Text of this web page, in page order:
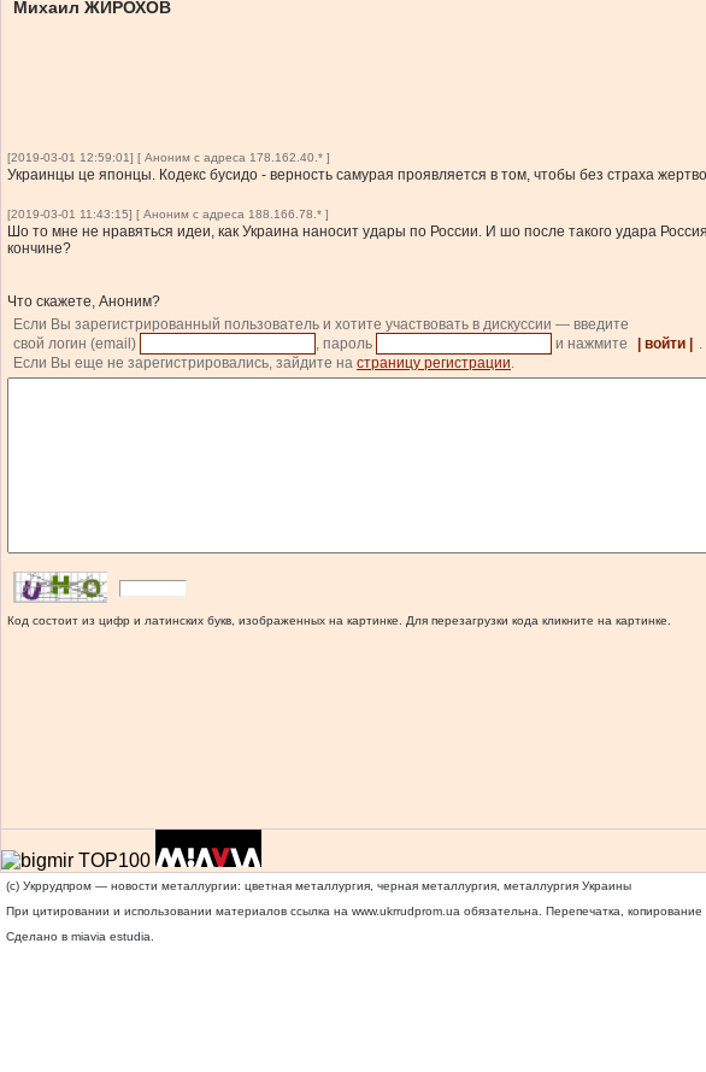
Михаил ЖИРОХОВ
[2019-03-01 12:59:01] [ Аноним с адреса 178.162.40.* ]
Украинцы це японцы. Кодекс бусидо - верность самурая проявляется в том, чтобы без страха
[2019-03-01 11:43:15] [ Аноним с адреса 188.166.78.* ]
Шо то мне не нравяться идеи, как Украина наносит удары по России. И шо после такого удара
кончине?
Что скажете, Аноним?
Если Вы зарегистрированный пользователь и хотите участвовать в дискуссии — введите
свой логин (email)
, пароль и нажмите | войти |
.
Если Вы еще не зарегистрировались, зайдите на страницу регистрации.
Код состоит из цифр и латинских букв, изображенных на картинке. Для перезагрузки кода кликните на картинке.
(c) Укррудпром — новости металлургии: цветная металлургия, черная металлургия, металлургия Украины
При цитировании и использовании материалов ссылка на www.ukrrudprom.ua обязательна. Перепечатка,
Сделано в miavia estudia.